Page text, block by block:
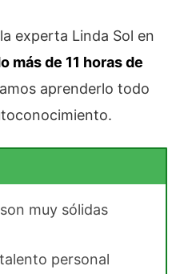
experta Linda Sol en
más de 11 horas de
aprenderlo todo
muy sólidas
personal